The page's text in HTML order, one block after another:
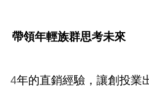
帶領年輕族群思考未來
4年的直銷經驗，讓創投業